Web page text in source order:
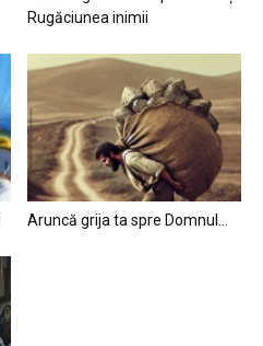
Rugăciunea inimii
Aruncă grija ta spre Domnul…